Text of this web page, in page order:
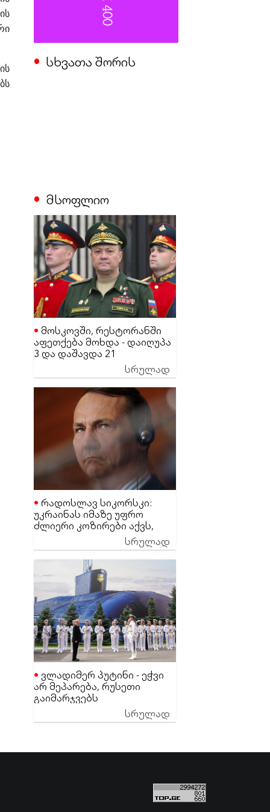
სხვათა შორის
მსოფლიო
მოსკოვში, რესტორანში
აფეთქება მოხდა - დაიღუპა
3 და დაშავდა 21
მაღალჩინოსანი სამხედრო
პირი
სრულად
რადოსლავ სიკორსკი:
უკრაინას იმაზე უფრო
ძლიერი კოზირები აქვს,
ვიდრე დონალდ ტრამპს
ეგონა
სრულად
ვლადიმერ პუტინი - ეჭვი
არ მეპარება, რუსეთი
გაიმარჯვებს
სრულად